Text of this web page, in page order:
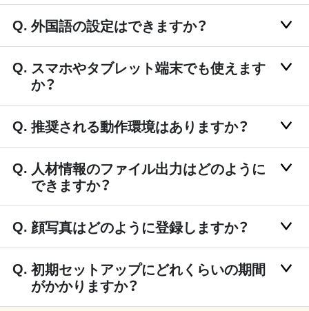
外国語の設定はできますか？
スマホやタブレット端末でも使えます
か？
推奨される動作環境はありますか？
人材情報のファイル出力はどのように
できますか？
顔写真はどのように登録しますか？
初期セットアップにどれくらいの期間
がかかりますか？